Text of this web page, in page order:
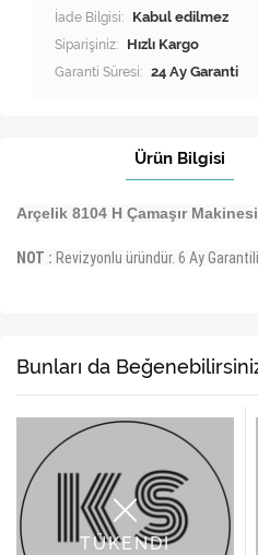
İade Bilgisi:
Siparişiniz: Hızlı Kargo
Garanti Süresi: 24 Ay Garanti
Ürün Bilgisi
Arçelik 8104 H Çamaşır Makinesi
NOT : Revizyonlu üründür. 6 Ay
Bunları da
TÜKENDİ